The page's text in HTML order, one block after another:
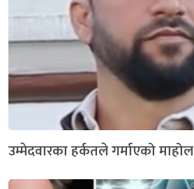
उम्मेदवारका हर्कतले गर्माएको माहोल